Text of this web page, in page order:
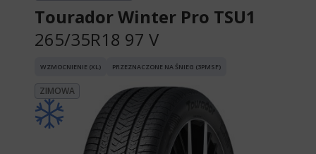
Tourador Winter Pro TSU1
265/35R18 97 V
WZMOCNIENIE (XL) PRZEZNACZONE NA ŚNIEG (3PMSF)
ZIMOWA